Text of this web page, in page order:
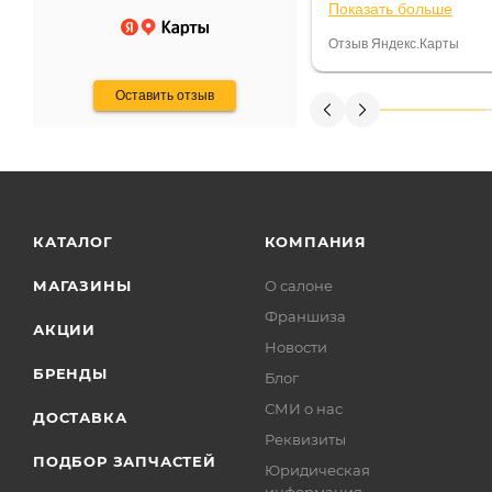
Оставить отзыв
постоянно были на
Считаю, что это
Показать больше
Отзыв Яндекс.Карты
КАТАЛОГ
МАГАЗИНЫ
АКЦИИ
БРЕНДЫ
ДОСТАВКА
ПОДБОР ЗАПЧАСТЕЙ
КОМПАНИЯ
О салоне
Франшиза
Новости
Блог
СМИ о нас
Реквизиты
Юридическая